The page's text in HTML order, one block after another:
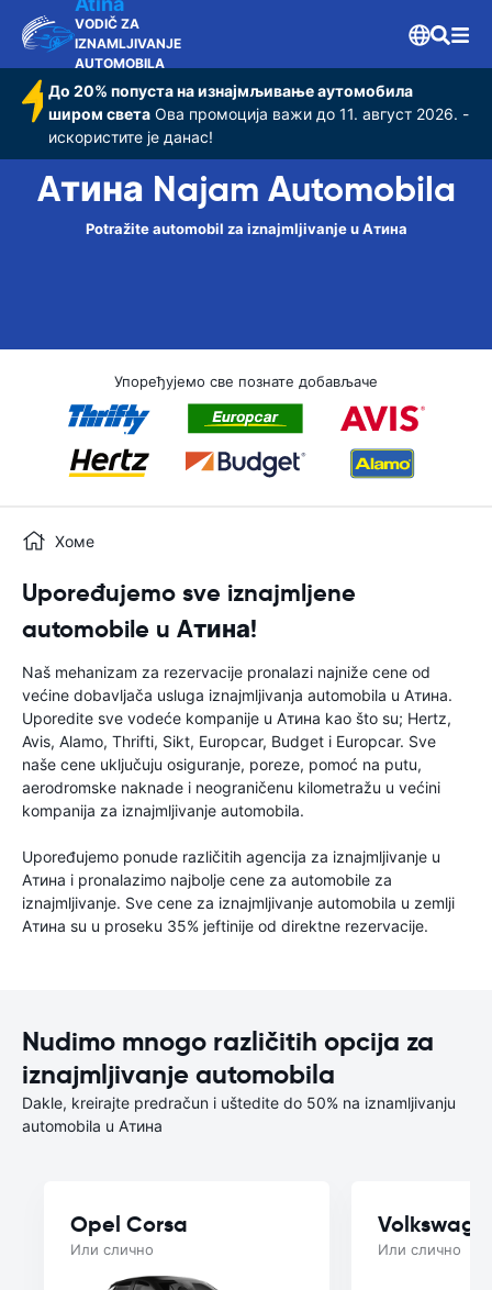
VODIČ ZA
IZNAMLJIVANJE
AUTOMOBILA
До 20% попуста на изнајмљивање аутомобила
широм света Ова промоција важи до 11. август 2026. -
искористите је данас!
Aтина Najam Automobila
Potražite automobil za iznajmljivanje u Aтина
Упоређујемо све познате добављаче
Хоме
Upoređujemo sve iznajmljene
automobile u Aтина!
Naš mehanizam za rezervacije pronalazi najniže cene od
većine dobavljača usluga iznajmljivanja automobila u Aтина.
Uporedite sve vodeće kompanije u Aтина kao što su; Hertz,
Avis, Alamo, Thrifti, Sikt, Europcar, Budget i Europcar. Sve
naše cene uključuju osiguranje, poreze, pomoć na putu,
aerodromske naknade i neograničenu kilometražu u većini
kompanija za iznajmljivanje automobila.
Upoređujemo ponude različitih agencija za iznajmljivanje u
Aтина i pronalazimo najbolje cene za automobile za
iznajmljivanje. Sve cene za iznajmljivanje automobila u zemlji
Aтина su u proseku 35% jeftinije od direktne rezervacije.
Nudimo mnogo različitih opcija za
iznajmljivanje automobila
Dakle, kreirajte predračun i uštedite do 50% na iznamljivanju
automobila u Aтина
Opel Corsa
Или слично Или слично